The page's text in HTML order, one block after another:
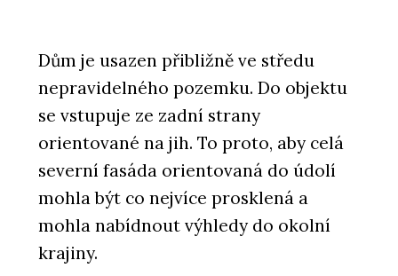
Dům je usazen přibližně ve středu
nepravidelného pozemku. Do objektu
se vstupuje ze zadní strany
orientované na jih. To proto, aby celá
severní fasáda orientovaná do údolí
mohla být co nejvíce prosklená a
mohla nabídnout výhledy do okolní
krajiny.